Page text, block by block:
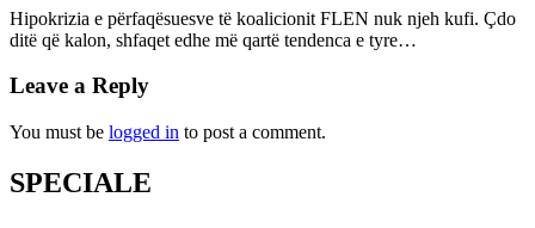
Hipokrizia e përfaqësuesve të koalicionit FLEN nuk njeh kufi. Çdo
ditë që kalon, shfaqet edhe më qartë tendenca e tyre…
Leave a Reply
You must be logged in to post a comment.
SPECIALE